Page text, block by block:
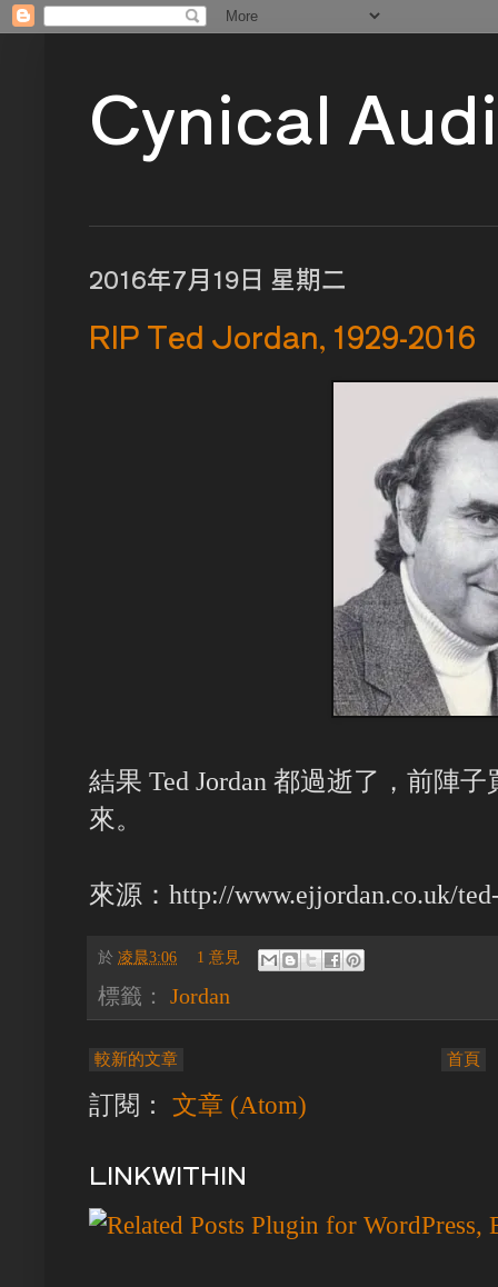
Cynical
2016年7月19日 星期二
RIP Ted Jordan, 1929-2016
結果 Ted Jordan 都過逝了，前陣
來。
來源：http://www.ejjordan.co.uk/
於 凌晨3:06 1 意見
標籤： Jordan
較新的文章 首頁
訂閱： 文章 (Atom)
LINKWITHIN